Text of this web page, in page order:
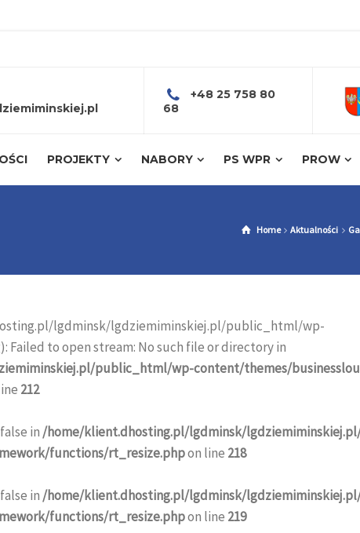
+48 25 758 80
68
PROJEKTY NABORY PS WPR PROW
Home Aktualności
lgdminsk/lgdziemiminskiej.pl/public_html/wp-
Failed to open stream: No such file or directory in
public_html/wp-content/themes/
212
in /home/klient.dhosting.pl/lgdminsk/
functions/rt_resize.phpon line 218
in /home/klient.dhosting.pl/lgdminsk/
functions/rt_resize.phpon line 219